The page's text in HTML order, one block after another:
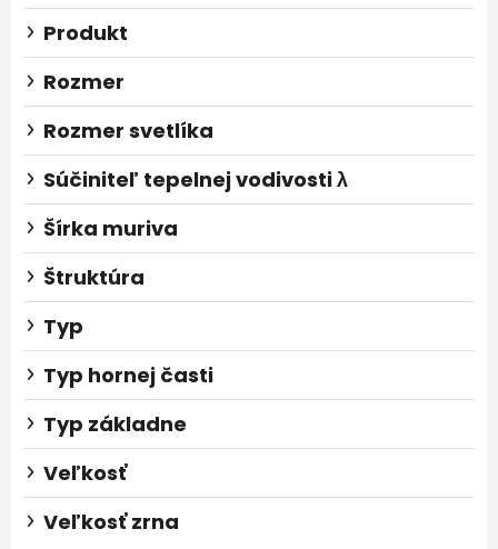
Produkt
Rozmer
Rozmer svetlíka
Súčiniteľ tepelnej vodivosti λ
Šírka muriva
Štruktúra
Typ
Typ hornej časti
Typ základne
Veľkosť
Veľkosť zrna